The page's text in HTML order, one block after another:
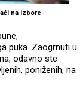
na izbore
puka. Zaogrnuti u
odavno ste
poniženih, na